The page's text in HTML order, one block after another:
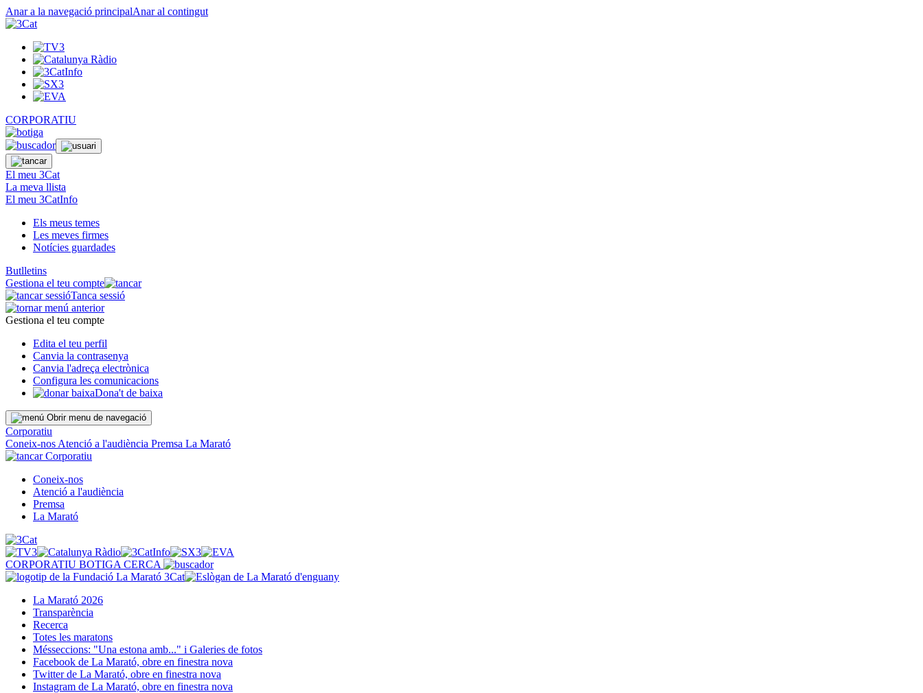
Anar a la navegació principalAnar al contingut
CORPORATIU
El meu 3Cat
La meva llista
El meu 3CatInfo
Els meus temes
Les meves firmes
Notícies guardades
Butlletins
Gestiona el teu compte
Tanca sessió
Gestiona el teu compte
Edita el teu perfil
Canvia la contrasenya
Canvia l'adreça electrònica
Configura les comunicacions
Dona't de baixa
Obrir menu de navegació
Corporatiu
Coneix-nos Atenció a l'audiència Premsa La Marató
Corporatiu
Coneix-nos
Atenció a l'audiència
Premsa
La Marató
CORPORATIU BOTIGA CERCA
La Marató 2026
Transparència
Recerca
Totes les maratons
Mésseccions: "Una estona amb..." i Galeries de fotos
Facebook de La Marató, obre en finestra nova
Twitter de La Marató, obre en finestra nova
Instagram de La Marató, obre en finestra nova